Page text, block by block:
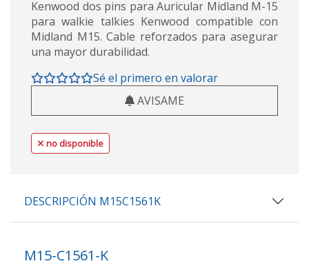
Kenwood dos pins para Auricular Midland M-15
para walkie talkies Kenwood compatible con
Midland M15. Cable reforzados para asegurar
una mayor durabilidad.
Sé el primero en valorar
AVISAME
no disponible
DESCRIPCIÓN M15C1561K
M15-C1561-K